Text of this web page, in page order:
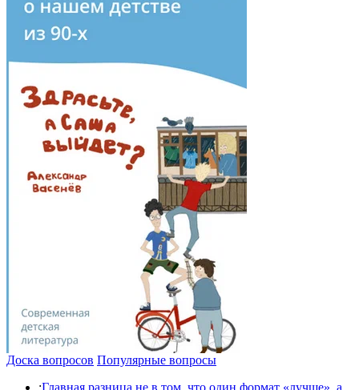
Доска вопросов Популярные вопросы